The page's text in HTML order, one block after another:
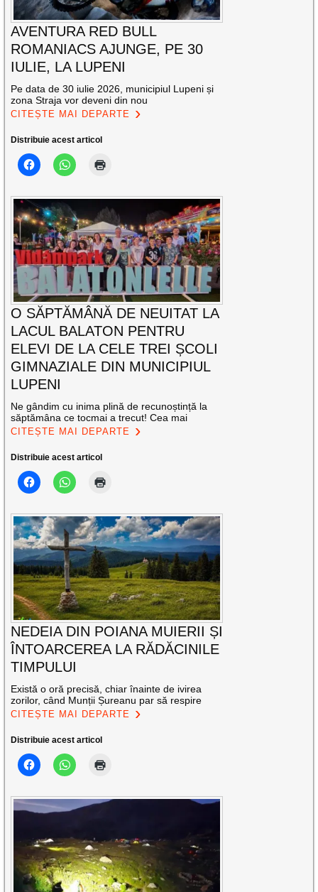
AVENTURA RED BULL
ROMANIACS AJUNGE, PE 30
IULIE, LA LUPENI
Pe data de 30 iulie 2026, municipiul Lupeni și
zona Straja vor deveni din nou
CITEȘTE MAI DEPARTE
Distribuie acest articol
O SĂPTĂMÂNĂ DE NEUITAT LA
LACUL BALATON PENTRU
ELEVI DE LA CELE TREI ȘCOLI
GIMNAZIALE DIN MUNICIPIUL
LUPENI
Ne gândim cu inima plină de recunoștință la
săptămâna ce tocmai a trecut! Cea mai
CITEȘTE MAI DEPARTE
Distribuie acest articol
NEDEIA DIN POIANA MUIERII ȘI
ÎNTOARCEREA LA RĂDĂCINILE
TIMPULUI
Există o oră precisă, chiar înainte de ivirea
zorilor, când Munții Șureanu par să respire
CITEȘTE MAI DEPARTE
Distribuie acest articol